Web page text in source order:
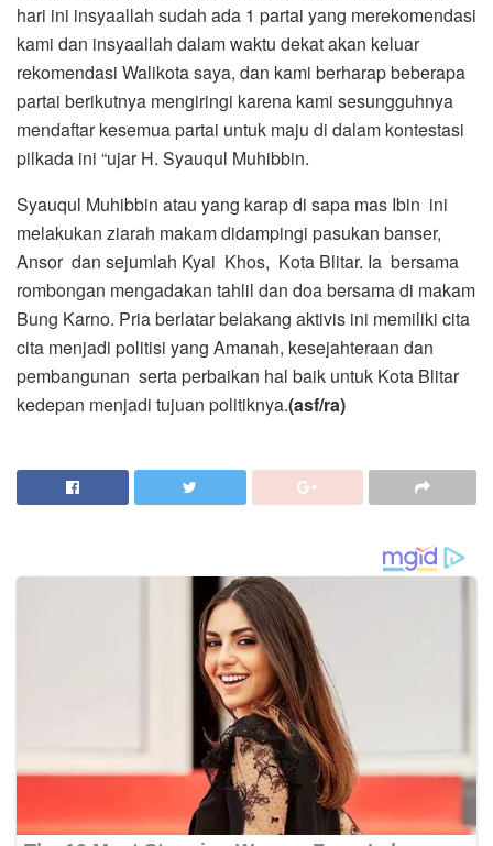
hari ini insyaallah sudah ada 1 partai yang merekomendasi
kami dan insyaallah dalam waktu dekat akan keluar
rekomendasi Walikota saya, dan kami berharap beberapa
partai berikutnya mengiringi karena kami sesungguhnya
mendaftar kesemua partai untuk maju di dalam kontestasi
pilkada ini “ujar H. Syauqul Muhibbin.
Syauqul Muhibbin atau yang karap di sapa mas Ibin ini
melakukan ziarah makam didampingi pasukan banser,
Ansor dan sejumlah Kyai Khos, Kota Blitar. Ia bersama
rombongan mengadakan tahlil dan doa bersama di makam
Bung Karno. Pria berlatar belakang aktivis ini memiliki cita
cita menjadi politisi yang Amanah, kesejahteraan dan
pembangunan serta perbaikan hal baik untuk Kota Blitar
kedepan menjadi tujuan politiknya.(asf/ra)